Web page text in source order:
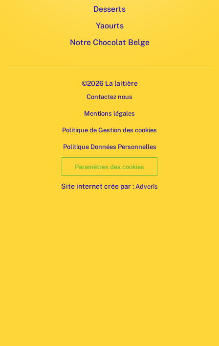
Desserts
Yaourts
Notre Chocolat Belge
©2026 La laitière
Contactez nous
Mentions légales
Politique de Gestion des cookies
Politique Données Personnelles
Paramètres des cookies
Site internet crée par : Adveris